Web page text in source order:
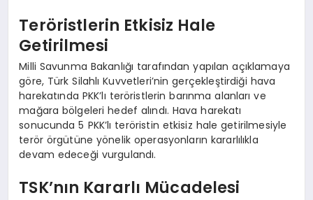
Teröristlerin Etkisiz Hale
Getirilmesi
Milli Savunma Bakanlığı tarafından yapılan açıklamaya
göre, Türk Silahlı Kuvvetleri’nin gerçekleştirdiği hava
harekatında PKK’lı teröristlerin barınma alanları ve
mağara bölgeleri hedef alındı. Hava harekatı
sonucunda 5 PKK’lı teröristin etkisiz hale getirilmesiyle
terör örgütüne yönelik operasyonların kararlılıkla
devam edeceği vurgulandı.
TSK’nın Kararlı Mücadelesi